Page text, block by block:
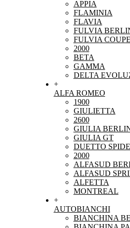
APPIA
FLAMINIA
FLAVIA
FULVIA
FULVIA
2000
BETA
GAMMA
DELTA
+
ALFA ROMEO
1900
GIULIETTA
2600
GIULIA
GIULIA GT
DUETTO
2000
ALFASUD
ALFASUD
ALFETTA
MONTREAL
+
AUTOBIANCHI
BIANCHINA